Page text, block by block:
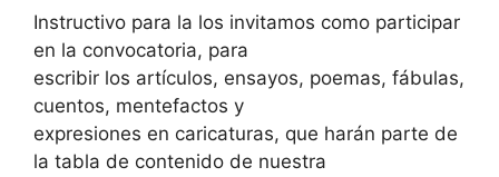
Instructivo para la los invitamos como participar
en la convocatoria, para
escribir los artículos, ensayos, poemas, fábulas,
cuentos, mentefactos y
expresiones en caricaturas, que harán parte de
la tabla de contenido de nuestra